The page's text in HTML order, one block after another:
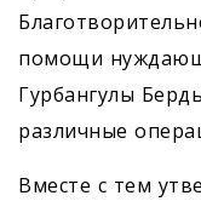
помощи
Гурбангулы
различные
Вместе с тем